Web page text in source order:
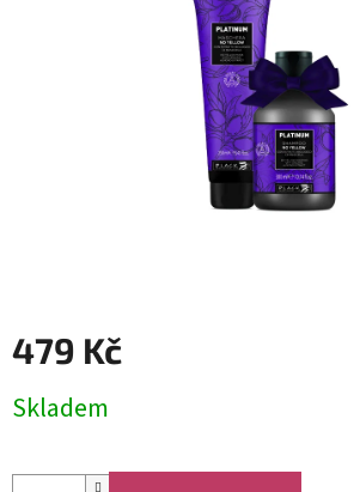
479 Kč
cena:
Skladem